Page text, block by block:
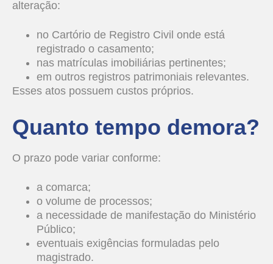
alteração:
no Cartório de Registro Civil onde está
registrado o casamento;
nas matrículas imobiliárias pertinentes;
em outros registros patrimoniais relevantes.
Esses atos possuem custos próprios.
Quanto tempo demora?
O prazo pode variar conforme:
a comarca;
o volume de processos;
a necessidade de manifestação do Ministério
Público;
eventuais exigências formuladas pelo
magistrado.